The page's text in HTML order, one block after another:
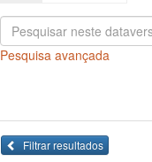
Pesquisa avançada
Filtrar resultados